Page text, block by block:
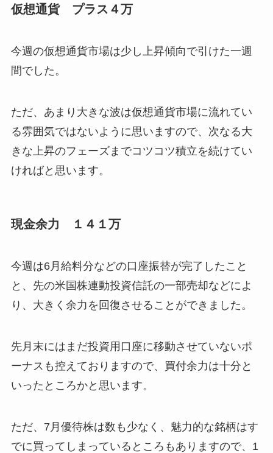
仮想通貨 プラス４万
今週の仮想通貨市場は少し上昇傾向で引けた一週
間でした。
ただ、あまり大きな波は仮想通貨市場に流れてい
る雰囲気ではないように思いますので、次なる大
きな上昇のフェーズまでコツコツ積立を続けてい
ければと思います。
現金余力 １４１万
今週は6月給料分などの口座振替が完了したこと
と、先の米国株連動投資信託の一部売却などによ
り、大きく余力を回復させることができました。
先月末にはまだ投資用口座に移動させていないポ
ーナスも控えておりますので、買付余力は十分と
いったところかと思います。
ただ、7月優待株は数も少なく、魅力的な銘柄はす
でに買ってしまっているところもありますので、1